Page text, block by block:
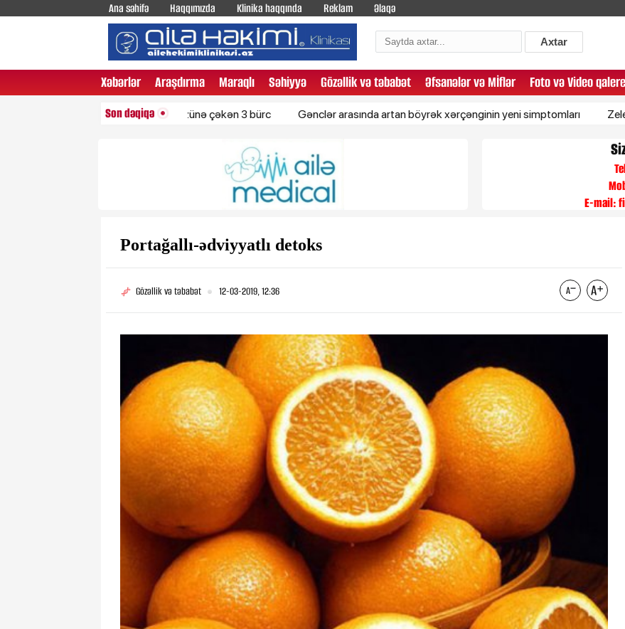
Ana səhifə Haqqımızda Klinika haqqında Reklam Əlaqə
Axtar
Xəbərlər Araşdırma Maraqlı Səhiyyə Gözəllik və təbabət Əfsanələr və Mİflər Foto və Video
Son dəqiqə
Diqqəti maqnit kimi özünə çəkən 3 bürc Gənclər arasında artan böyrək xərçənginin yeni simptomları Zelenski
E-mail:
Portağallı-ədviyyatlı detoks
Gözəllik və təbabət 12-03-2019, 12:36
Rusiya qalib gələrsə, Putin xalqa
görün nə paylayacaq
Diqqəti maqnit kimi özünə çəkən
3 bürc